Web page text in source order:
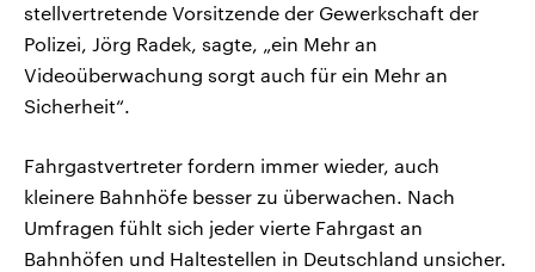
stellvertretende Vorsitzende der Gewerkschaft der
Polizei, Jörg Radek, sagte, „ein Mehr an
Videoüberwachung sorgt auch für ein Mehr an
Sicherheit“.
Fahrgastvertreter fordern immer wieder, auch
kleinere Bahnhöfe besser zu überwachen. Nach
Umfragen fühlt sich jeder vierte Fahrgast an
Bahnhöfen und Haltestellen in Deutschland unsicher.